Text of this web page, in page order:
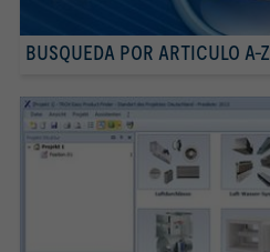
BUSQUEDA POR ARTICULO A-Z